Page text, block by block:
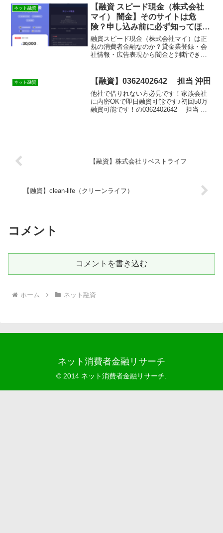
ん！金利も嘘です。この記事は闇金の見
分け方やその手口や嫌がらせなどを実際
に体験をもとに紹介しています。優良で
審査の柔軟な貸金業者の紹介と新しい審
査なしも資金調達方法も紹介していま
す！
ネット融資
【融資 スピード現金（株式会社
マイ） 闇金】そのサイトは危
険？申し込み前に必ず知ってほし
い実態
融資スピード現金（株式会社マイ）は正
規の消費者金融なのか？貸金業登録・会
社情報・広告表現から闇金と判断できる
ネット融資 【融資】0362402642 担当 沖田
他社で借りれない方必見です！家族会社
に内密OKで即日融資可能です♪初回50万
融資可能です！の0362402642 担当 沖
【融資】株式会社リベストライフ
【融資】clean-life（クリーンライフ）
コメント
コメントを書き込む
ホーム ネット融資
ネット消費者金融リサーチ
© 2014 ネット消費者金融リサーチ.